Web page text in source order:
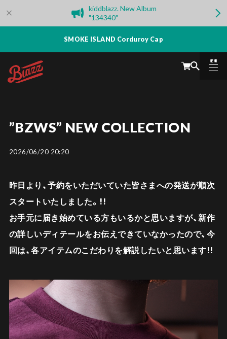
kiddblazz. New Album
"134340"
SMOKE ISLAND Corduroy Cap
MENU
CLOSE
”BZWS” NEW COLLECTION
2026/06/20 20:20
昨日より、予約をいただいていた皆さまへの発送が順次
スタートいたしました。!!
お手元に届き始めている方もいるかと思いますが、新作
の詳しいディテールをお伝えできていなかったので、今
回は、各アイテムのこだわりを解説したいと思います!!